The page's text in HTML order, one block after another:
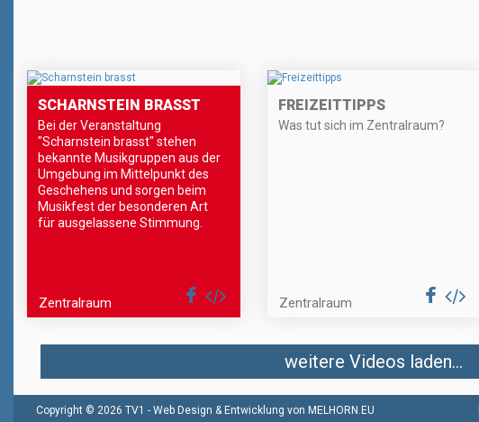
SCHARNSTEIN BRASST
Bei der Veranstaltung
"Scharnstein brasst" stehen
bekannte Musikgruppen aus der
Umgebung im Mittelpunkt des
Geschehens und sorgen beim
Musikfest der besonderen Art
für ausgelassene Stimmung.
Zentralraum
FREIZEITTIPPS
Was tut sich im Zentralraum?
Zentralraum
weitere Videos laden...
Copyright © 2026 TV1 - Web Design & Entwicklung von MELHORN.EU